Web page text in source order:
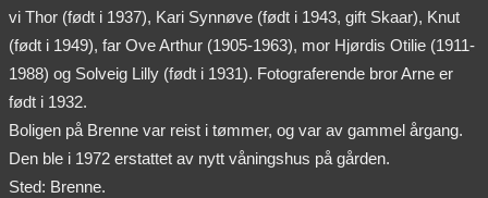
vi Thor (født i 1937), Kari Synnøve (født i 1943, gift Skaar), Knut
(født i 1949), far Ove Arthur (1905-1963), mor Hjørdis Otilie (1911-
1988) og Solveig Lilly (født i 1931). Fotograferende bror Arne er
født i 1932.
Boligen på Brenne var reist i tømmer, og var av gammel årgang.
Den ble i 1972 erstattet av nytt våningshus på gården.
Sted: Brenne.